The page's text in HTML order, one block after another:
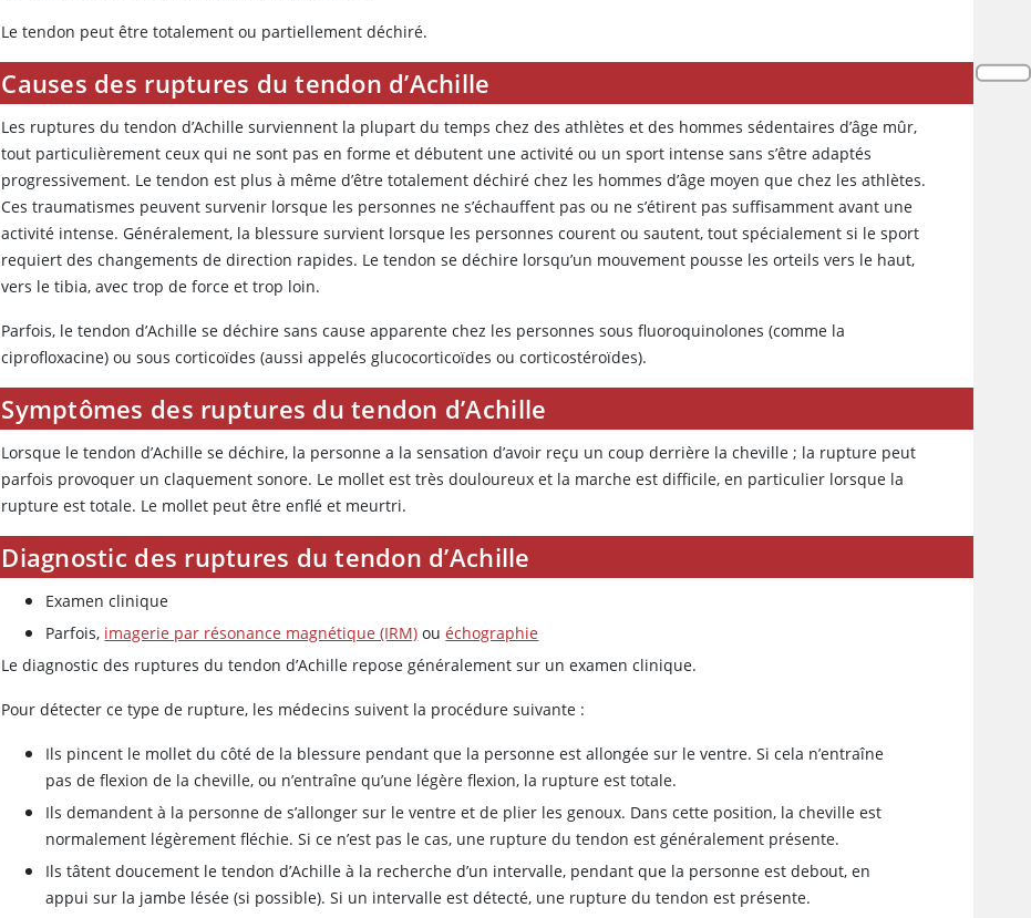
Le tendon peut être totalement ou partiellement déchiré.
Causes des ruptures du tendon d’Achille
Les ruptures du tendon d’Achille surviennent la plupart du temps chez des athlètes et des hommes sédentaires d’âge mûr,
tout particulièrement ceux qui ne sont pas en forme et débutent une activité ou un sport intense sans s’être adaptés
progressivement. Le tendon est plus à même d’être totalement déchiré chez les hommes d’âge moyen que chez les athlètes.
Ces traumatismes peuvent survenir lorsque les personnes ne s’échauffent pas ou ne s’étirent pas suffisamment avant une
activité intense. Généralement, la blessure survient lorsque les personnes courent ou sautent, tout spécialement si le sport
requiert des changements de direction rapides. Le tendon se déchire lorsqu’un mouvement pousse les orteils vers le haut,
vers le tibia, avec trop de force et trop loin.
Parfois, le tendon d’Achille se déchire sans cause apparente chez les personnes sous fluoroquinolones (comme la
ciprofloxacine) ou sous corticoïdes (aussi appelés glucocorticoïdes ou corticostéroïdes).
Symptômes des ruptures du tendon d’Achille
Lorsque le tendon d’Achille se déchire, la personne a la sensation d’avoir reçu un coup derrière la cheville ; la rupture peut
parfois provoquer un claquement sonore. Le mollet est très douloureux et la marche est difficile, en particulier lorsque la
rupture est totale. Le mollet peut être enflé et meurtri.
Diagnostic des ruptures du tendon d’Achille
Examen clinique
Parfois, imagerie par résonance magnétique (IRM) ouéchographie
Le diagnostic des ruptures du tendon d’Achille repose généralement sur un examen clinique.
Pour détecter ce type de rupture, les médecins suivent la procédure suivante :
Ils pincent le mollet du côté de la blessure pendant que la personne est allongée sur le ventre. Si cela n’entraîne
pas de flexion de la cheville, ou n’entraîne qu’une légère flexion, la rupture est totale.
Ils demandent à la personne de s’allonger sur le ventre et de plier les genoux. Dans cette position, la cheville est
normalement légèrement fléchie. Si ce n’est pas le cas, une rupture du tendon est généralement présente.
Ils tâtent doucement le tendon d’Achille à la recherche d’un intervalle, pendant que la personne est debout, en
appui sur la jambe lésée (si possible). Si un intervalle est détecté, une rupture du tendon est présente.